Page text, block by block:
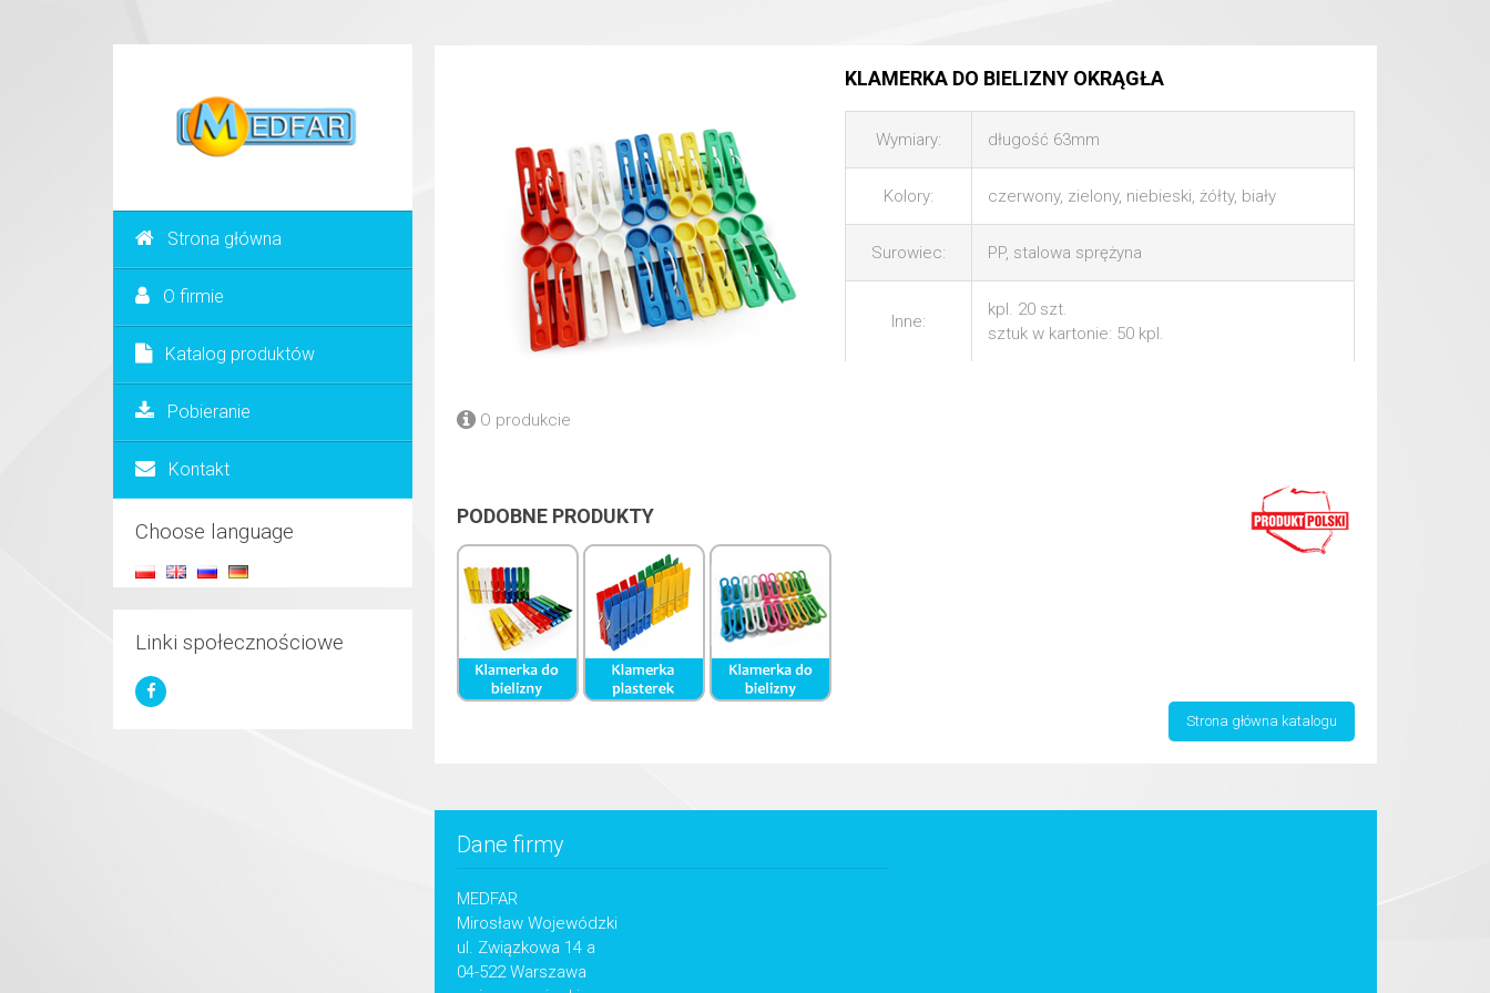
Strona główna
O firmie
Katalog produktów
Pobieranie
Kontakt
Choose language
Linki społecznościowe
KLAMERKA DO BIELIZNY OKRĄGŁA
Wymiary: długość 63mm
Kolory: czerwony, zielony, niebieski, żółty, biały
Surowiec: PP, stalowa sprężyna
Inne:
kpl. 20 szt.
sztuk w kartonie: 50 kpl.
O produkcie
PODOBNE PRODUKTY
Strona główna katalogu
Dane firmy
MEDFAR
Mirosław Wojewódzki
ul. Związkowa 14 a
04-522 Warszawa